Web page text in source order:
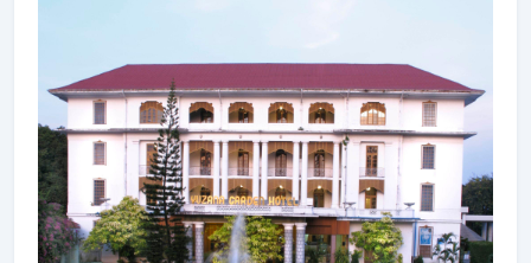
rokok, AC. Hotel ini menawarkan berbagai pilihan
rekreasi. Apa pun alasan Anda mengunjungi
Yangon, Clover City Center Plus Hotel akan
membuat Anda langsung merasa seperti di rumah.